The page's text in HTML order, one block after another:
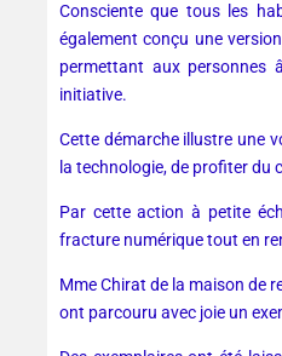
Consciente que tous les
également conçu une
permettant aux personnes
initiative.
Cette démarche illustre une
la technologie, de profiter du
Par cette action à petite
fracture numérique tout en
Mme Chirat de la maison de
ont parcouru avec joie un